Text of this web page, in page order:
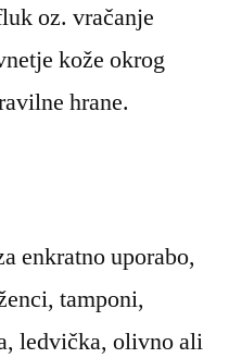
oz. vračanje
kože okrog
hrane.
enkratno uporabo,
tamponi,
ledvička, olivno ali